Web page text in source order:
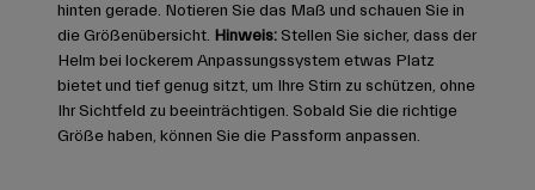
hinten gerade. Notieren Sie das Maß und schauen Sie in
die Größenübersicht. Hinweis: Stellen Sie sicher, dass der
Helm bei lockerem Anpassungssystem etwas Platz
bietet und tief genug sitzt, um Ihre Stirn zu schützen, ohne
Ihr Sichtfeld zu beeinträchtigen. Sobald Sie die richtige
Größe haben, können Sie die Passform anpassen.